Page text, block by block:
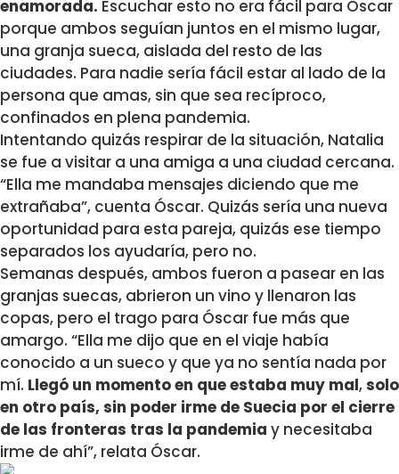
enamorada. Escuchar esto no era fácil para Óscar
porque ambos seguían juntos en el mismo lugar,
una granja sueca, aislada del resto de las
ciudades. Para nadie sería fácil estar al lado de la
persona que amas, sin que sea recíproco,
confinados en plena pandemia.
Intentando quizás respirar de la situación, Natalia
se fue a visitar a una amiga a una ciudad cercana.
“Ella me mandaba mensajes diciendo que me
extrañaba”, cuenta Óscar. Quizás sería una nueva
oportunidad para esta pareja, quizás ese tiempo
separados los ayudaría, pero no.
Semanas después, ambos fueron a pasear en las
granjas suecas, abrieron un vino y llenaron las
copas, pero el trago para Óscar fue más que
amargo. “Ella me dijo que en el viaje había
conocido a un sueco y que ya no sentía nada por
mí. Llegó un momento en que estaba muy mal,solo
en otro país, sin poder irme de Suecia por el cierre
de las fronteras tras la pandemia y necesitaba
irme de ahí”, relata Óscar.